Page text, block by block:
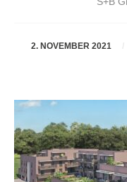
2. NOVEMBER 2021